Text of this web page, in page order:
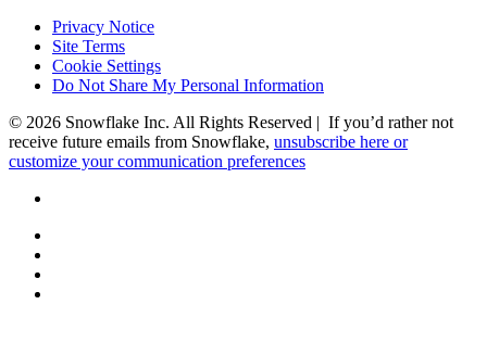
Privacy Notice
Site Terms
Cookie Settings
Do Not Share My Personal Information
© 2026 Snowflake Inc. All Rights Reserved | If you’d rather not
receive future emails from Snowflake, unsubscribe here or
customize your communication preferences